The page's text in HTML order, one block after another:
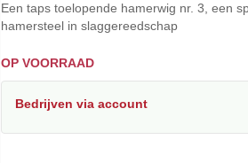
Een taps toelopende hamerwig nr. 3, een
hamersteel in slaggereedschap
OP VOORRAAD
Bedrijvenvia account